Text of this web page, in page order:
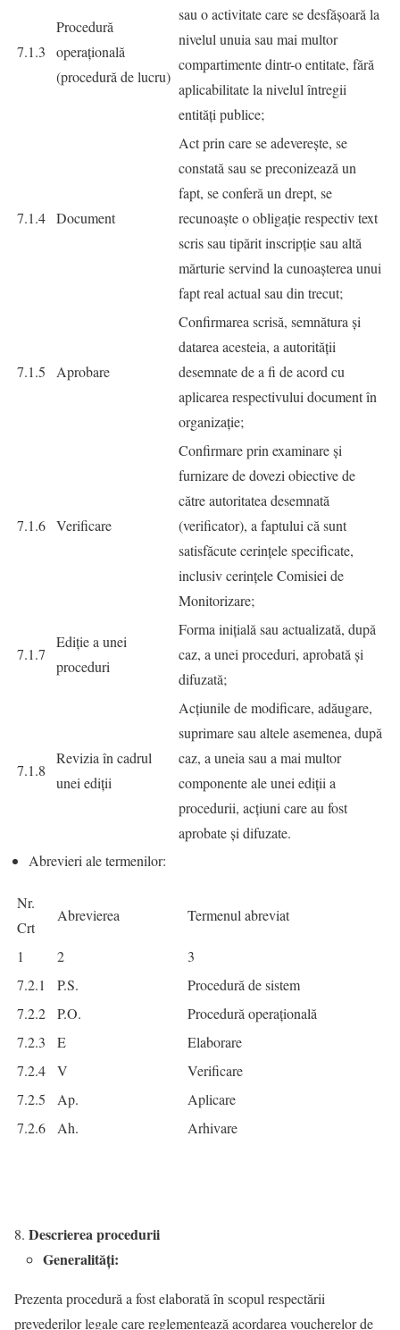
7.1.3
Procedură
operaţională
(procedură de lucru)
sau o activitate care se desfăşoară la
nivelul unuia sau mai multor
compartimente dintr-o entitate, fără
aplicabilitate la nivelul întregii
entități publice;
7.1.4 Document
Act prin care se adeverește, se
constată sau se preconizează un
fapt, se conferă un drept, se
recunoaște o obligație respectiv text
scris sau tipărit inscripție sau altă
mărturie servind la cunoașterea unui
fapt real actual sau din trecut;
7.1.5 Aprobare
Confirmarea scrisă, semnătura şi
datarea acesteia, a autorităţii
desemnate de a fi de acord cu
aplicarea respectivului document în
organizaţie;
7.1.6 Verificare
Confirmare prin examinare şi
furnizare de dovezi obiective de
către autoritatea desemnată
(verificator), a faptului că sunt
satisfăcute cerinţele specificate,
inclusiv cerinţele Comisiei de
Monitorizare;
7.1.7
Ediție a unei
proceduri
Forma inițială sau actualizată, după
caz, a unei proceduri, aprobată și
difuzată;
7.1.8
Revizia în cadrul
unei ediții
Acțiunile de modificare, adăugare,
suprimare sau altele asemenea, după
caz, a uneia sau a mai multor
componente ale unei ediții a
procedurii, acțiuni care au fost
aprobate și difuzate.
Abrevieri ale termenilor:
Nr.
Crt
Abrevierea Termenul abreviat
1 2
3
7.2.1
P.S.
Procedură de sistem
7.2.2
P.O.
Procedură operațională
7.2.3
E
Elaborare
7.2.4
V
Verificare
7.2.5
Ap.
Aplicare
7.2.6
Ah. Arhivare
Descrierea procedurii
Generalități:
Prezenta procedură a fost elaborată în scopul respectării
prevederilor legale care reglementează acordarea voucherelor de